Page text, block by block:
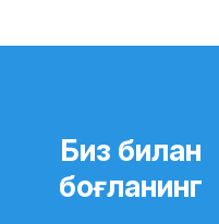
Биз билан
боғланинг